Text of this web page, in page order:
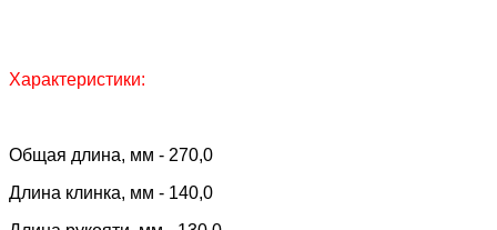
Характеристики:
Общая длина, мм - 270,0
Длина клинка, мм - 140,0